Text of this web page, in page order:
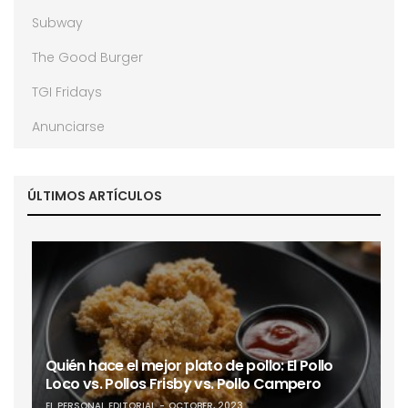
Subway
The Good Burger
TGI Fridays
Anunciarse
ÚLTIMOS ARTÍCULOS
Quién hace el mejor plato de pollo: El Pollo
Loco vs. Pollos Frisby vs. Pollo Campero